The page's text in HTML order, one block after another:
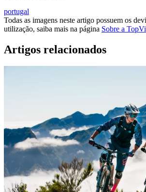
portugal
Todas as imagens neste artigo possuem os
utilização, saiba mais na página Sobre a
Artigos relacionados